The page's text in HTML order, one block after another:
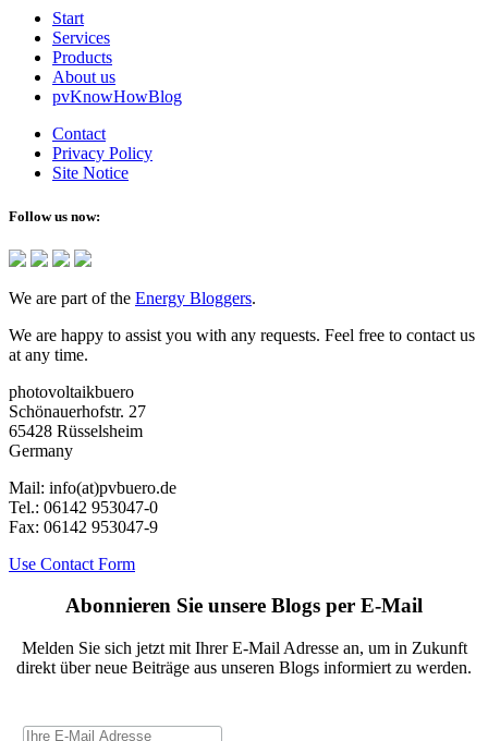
Start
Services
Products
About us
pvKnowHowBlog
Contact
Privacy Policy
Site Notice
Follow us now:
We are part of the Energy Bloggers.
We are happy to assist you with any requests. Feel free to contact us
at any time.
photovoltaikbuero
Schönauerhofstr. 27
65428 Rüsselsheim
Germany
Mail: info(at)pvbuero.de
Tel.: 06142 953047-0
Fax: 06142 953047-9
Use Contact Form
Abonnieren Sie unsere Blogs per E-Mail
Melden Sie sich jetzt mit Ihrer E-Mail Adresse an, um in Zukunft
direkt über neue Beiträge aus unseren Blogs informiert zu werden.